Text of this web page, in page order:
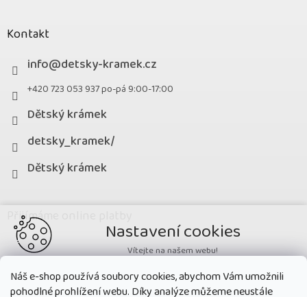
Náš e-shop používá soubory cookies, abychom Vám umožnili
pohodlné prohlížení webu. Díky analýze můžeme neustále
Kontakt
info@detsky-kramek.cz
+420 723 053 937 po-pá 9:00-17:00
Dětský krámek
detsky_kramek/
Dětský krámek
Přijímáme online platby
Nastavení cookies
Vítejte na našem webu!
Potřebujeme nastavit cookies a související technologie, aby
zobrazovaný obsah odpovídal vašim potřebám a vy na webu nalezli
přesně to, co potřebujete. Soubory cookies používané na našem webu